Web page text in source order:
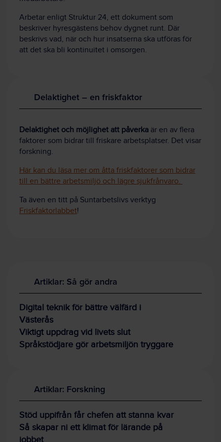
Arbetar enligt Struktur 24, ett dokument som
beskriver hyresgästens behov dygnet runt. Där
beskrivs vad, när och hur insatserna ska utföras för
att det ska bli kontinuitet i omsorgen.
Delaktighet – en friskfaktor
Delaktighet och möjlighet att påverka är en av flera
faktorer som bidrar till friskare arbetsplatser. Det visar
forskning.
Här kan du läsa mer om åtta friskfaktorer som bidrar
till en bättre arbetsmiljö och lägre sjukfrånvaro.
Ta även en titt på Suntarbetslivs verktyg
Friskfaktorlabbet!
Artiklar: Så gör andra
Digital teknik för bättre välfärd i
Västerås
Viktigt uppdrag vid livets slut
Språkstödjare gör arbetsmiljön tryggare
Artiklar: Forskning
Stöd uppifrån får chefen att stanna kvar
Så skapar ni ett klimat för lärande på